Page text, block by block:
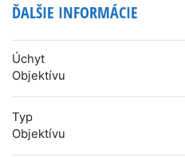
ĎALŠIE INFORMÁCIE
Úchyt
Objektívu
Typ
Objektívu